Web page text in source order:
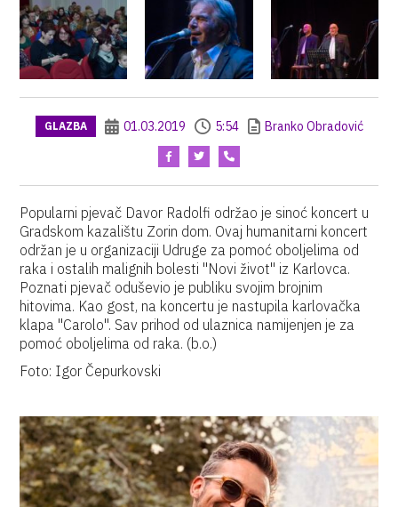
GLAZBA 01.03.2019 5:54 Branko Obradović
Popularni pjevač Davor Radolfi održao je sinoć koncert u
Gradskom kazalištu Zorin dom. Ovaj humanitarni koncert
održan je u organizaciji Udruge za pomoć oboljelima od
raka i ostalih malignih bolesti "Novi život" iz Karlovca.
Poznati pjevač oduševio je publiku svojim brojnim
hitovima. Kao gost, na koncertu je nastupila karlovačka
klapa "Carolo". Sav prihod od ulaznica namijenjen je za
pomoć oboljelima od raka. (b.o.)
Foto: Igor Čepurkovski